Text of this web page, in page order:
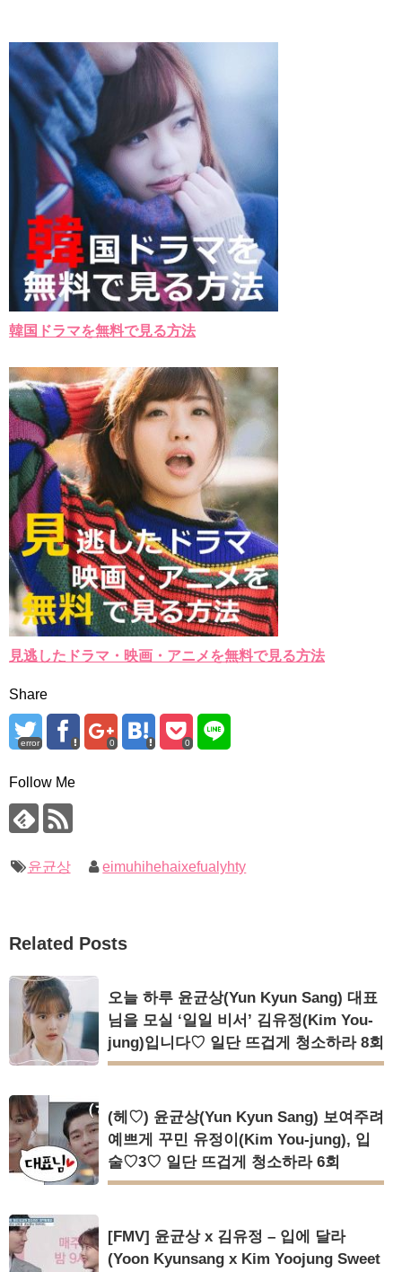
韓国ドラマを無料で見る方法
見逃したドラマ・映画・アニメを無料で見る方法
Share
error 0 0
Follow Me
윤균상 eimuhihehaixefualyhty
Related Posts
오늘 하루 윤균상(Yun Kyun Sang) 대표
님을 모실 ‘일일 비서’ 김유정(Kim You-
jung)입니다♡ 일단 뜨겁게 청소하라 8회
(헤♡) 윤균상(Yun Kyun Sang) 보여주려
예쁘게 꾸민 유정이(Kim You-jung), 입
술♡3♡ 일단 뜨겁게 청소하라 6회
[FMV] 윤균상 x 김유정 – 입에 달라
(Yoon Kyunsang x Kim Yoojung Sweet